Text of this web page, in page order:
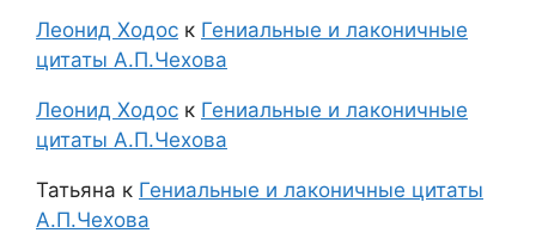
Леонид Ходос к Гениальные и лаконичные
цитаты А.П.Чехова
Леонид Ходос к Гениальные и лаконичные
цитаты А.П.Чехова
Татьяна к Гениальные и лаконичные цитаты
А.П.Чехова